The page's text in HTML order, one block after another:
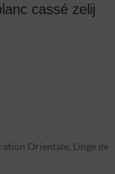
cassé zelij
Orientale, Linge de